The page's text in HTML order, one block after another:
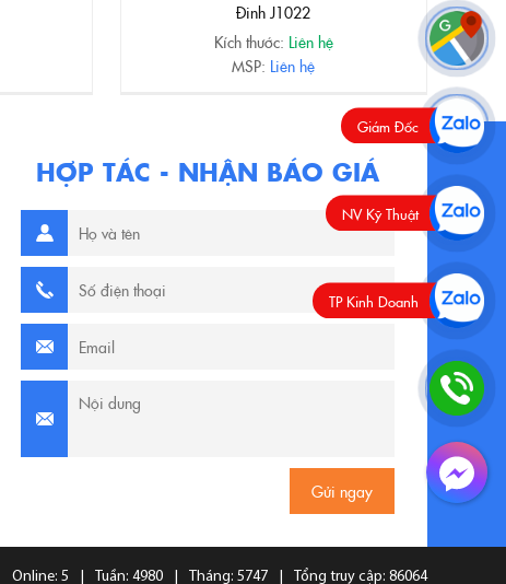
Đinh J1022
Kích thước: Liên hệ
MSP: Liên hệ
HỢP TÁC - NHẬN BÁO GIÁ
Online: 5 Tuần: 4980 Tháng: 5747 Tổng truy cập: 86064
Giám Đốc
TP Kinh Doanh
NV Kỹ Thuật
Facebook